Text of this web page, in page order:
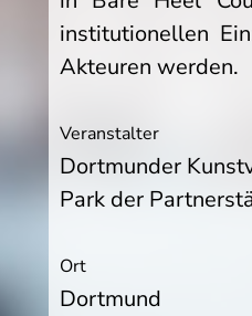
institutionellen
Akteuren werden.
Veranstalter
Dortmunder
Park der
Ort
Dortmund